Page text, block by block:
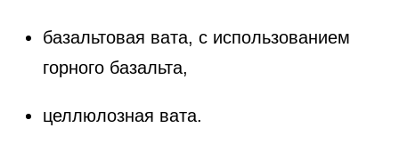
базальтовая вата, с использованием
горного базальта,
целлюлозная вата.